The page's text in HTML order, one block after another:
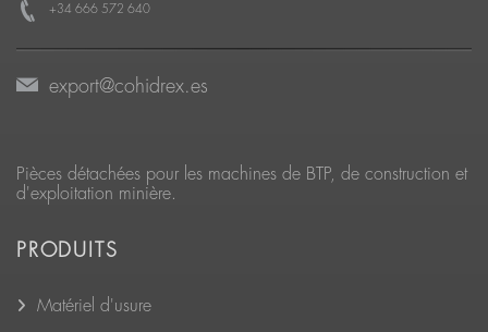
+34 666 572 640
export@cohidrex.es
Pièces détachées pour les machines de BTP, de construction et
d'exploitation minière.
PRODUITS
Matériel d'usure